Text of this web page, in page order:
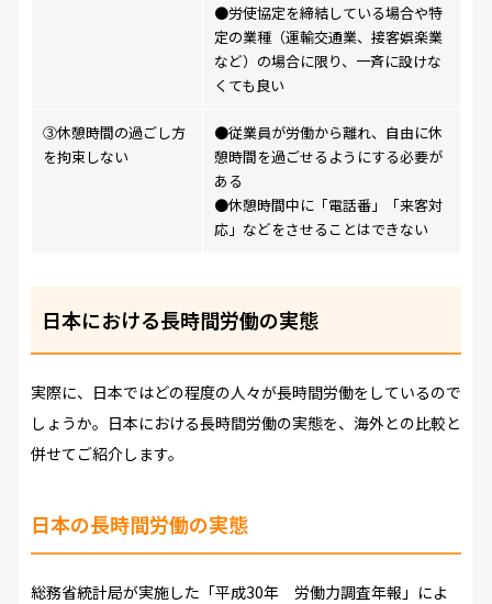
●労使協定を締結している場合や特
定の業種（運輸交通業、接客娯楽業
など）の場合に限り、一斉に設けな
くても良い
③休憩時間の過ごし方
を拘束しない
●従業員が労働から離れ、自由に休
憩時間を過ごせるようにする必要が
ある
●休憩時間中に「電話番」「来客対
応」などをさせることはできない
日本における長時間労働の実態
実際に、日本ではどの程度の人々が長時間労働をしているので
しょうか。日本における長時間労働の実態を、海外との比較と
併せてご紹介します。
日本の長時間労働の実態
総務省統計局が実施した「平成30年 労働力調査年報」によ